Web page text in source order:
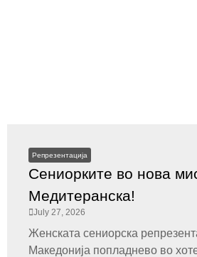
Репрезентација
Сениорките во нова
Медитеранска!
July 27, 2026
Женската сениорска
Македонија попладнево во